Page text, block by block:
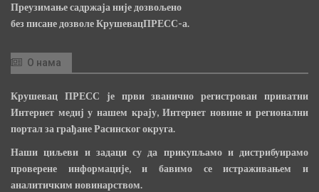
Преузимање садржаја није дозвољено
без писане дозволе КрушевацПРЕСС-а.
О нама
Крушевац ПРЕСС је први званично регистрован приватни
Интернет медиј у нашем крају, Интернет новине и регионални
портал за грађане Расинског округа.
Наши циљеви и задаци су да прикупљамо и дистрибуирамо
проверене информације, и бавимо се истраживањем и
аналитичким новинарством.